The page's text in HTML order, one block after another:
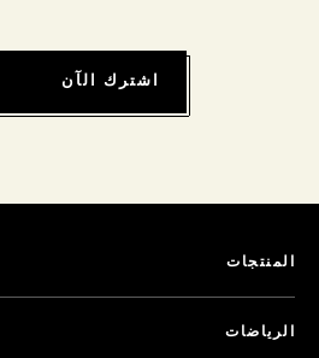
اشترك الآن
المنتجات
الرياضات